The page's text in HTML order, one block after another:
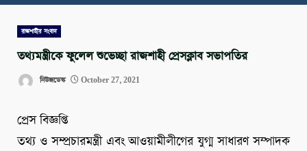
রাজশাহীর সংবাদ
তথ্যমন্ত্রীকে ফুলেল শুভেচ্ছা রাজশাহী প্রেসক্লাব সভাপতির
নিউজডেস্ক October 27, 2021
প্রেস বিজ্ঞপ্তি
তথ্য ও সম্প্রচারমন্ত্রী এবং আওয়ামীলীগের যুগ্ম সাধারণ সম্পাদক